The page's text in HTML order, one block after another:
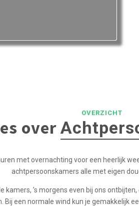
OVERZICHT
over
met overnachting voor een heerlijk
achtpersoonskamers alle met eigen
kamers, ’s morgens even bij ons
Bij een normale wind kun je gemakkelijk